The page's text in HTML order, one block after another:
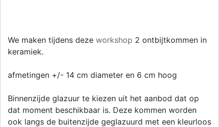
We maken tijdens deze workshop 2 ontbijtkommen in
keramiek.
afmetingen +/- 14 cm diameter en 6 cm hoog
Binnenzijde glazuur te kiezen uit het aanbod dat op
dat moment beschikbaar is. Deze kommen worden
ook langs de buitenzijde geglazuurd met een kleurloos